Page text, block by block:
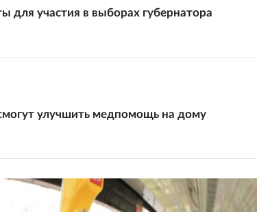
для участия в выборах губернатора
улучшить медпомощь на дому